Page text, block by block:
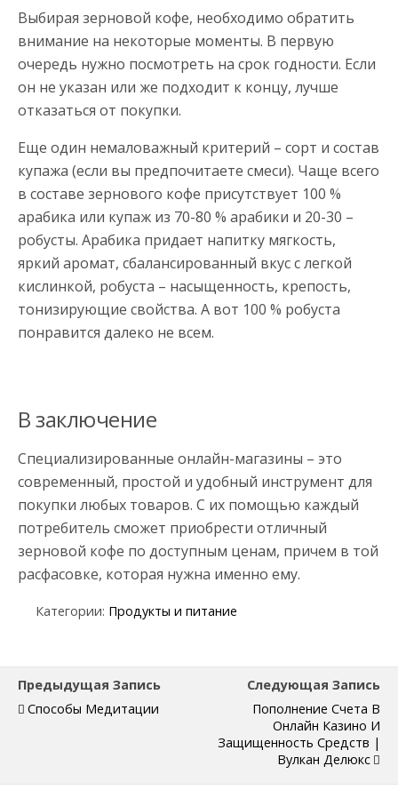
Выбирая зерновой кофе, необходимо обратить
внимание на некоторые моменты. В первую
очередь нужно посмотреть на срок годности. Если
он не указан или же подходит к концу, лучше
отказаться от покупки.
Еще один немаловажный критерий – сорт и состав
купажа (если вы предпочитаете смеси). Чаще всего
в составе зернового кофе присутствует 100 %
арабика или купаж из 70-80 % арабики и 20-30 –
робусты. Арабика придает напитку мягкость,
яркий аромат, сбалансированный вкус с легкой
кислинкой, робуста – насыщенность, крепость,
тонизирующие свойства. А вот 100 % робуста
понравится далеко не всем.
В заключение
Специализированные онлайн-магазины – это
современный, простой и удобный инструмент для
покупки любых товаров. С их помощью каждый
потребитель сможет приобрести отличный
зерновой кофе по доступным ценам, причем в той
расфасовке, которая нужна именно ему.
Категории: Продукты и питание
Предыдущая Запись
Способы Медитации
Следующая Запись
Пополнение Счета В
Онлайн Казино И
Защищенность Средств |
Вулкан Делюкс